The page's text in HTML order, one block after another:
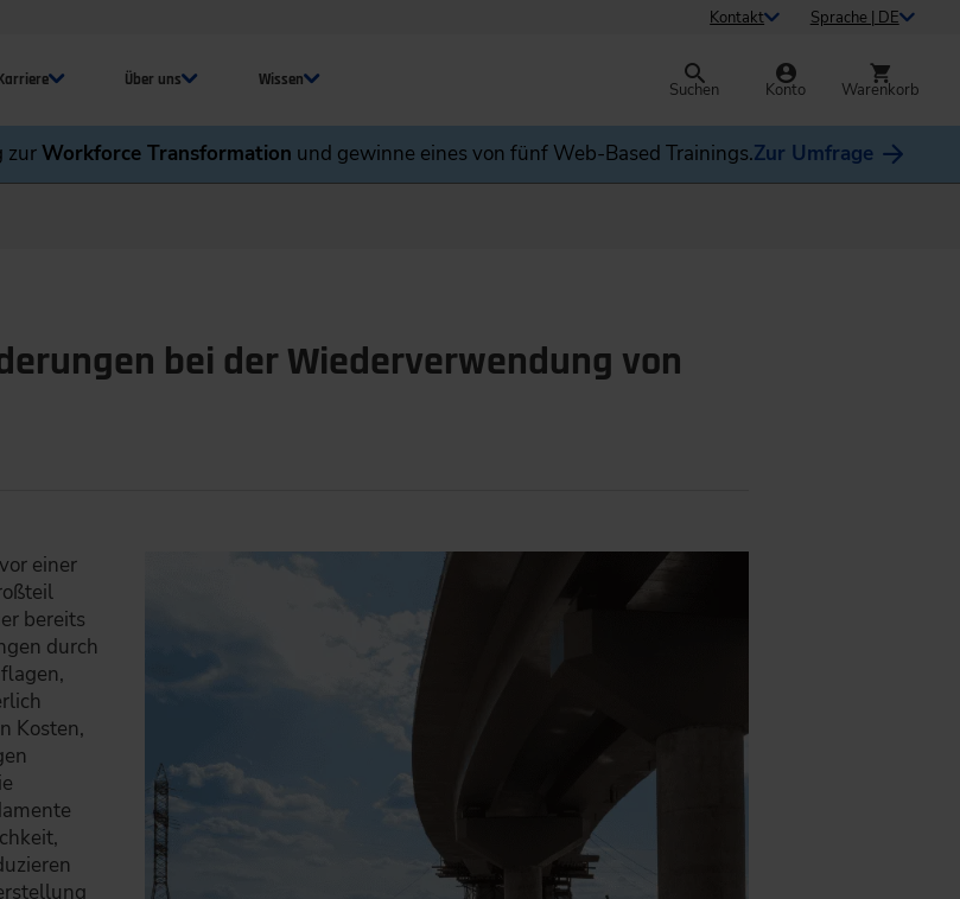
Kontakt Sprache | DE
Über uns Wissen Suchen Konto Warenkorb
zurWorkforce Transformation und gewinne eines von fünf Web-Based Trainings.Zur Umfrage
bei der Wiederverwendung von
einer
bereits
durch
Kosten,